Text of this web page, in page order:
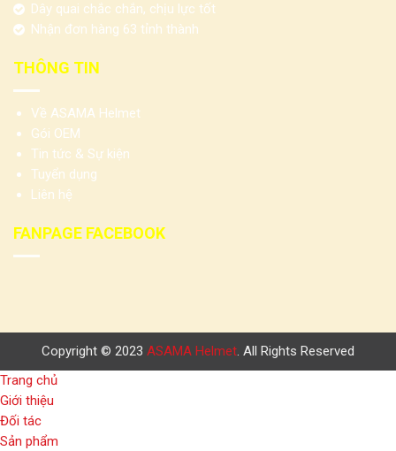
Dây quai chắc chắn, chịu lực tốt
Nhận đơn hàng 63 tỉnh thành
THÔNG TIN
Về ASAMA Helmet
Gói OEM
Tin tức & Sự kiện
Tuyển dụng
Liên hệ
FANPAGE FACEBOOK
Copyright © 2023 ASAMA Helmet. All Rights Reserved
Trang chủ
Giới thiệu
Đối tác
Sản phẩm